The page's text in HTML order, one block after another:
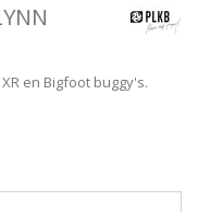
en Bigfoot buggy's.